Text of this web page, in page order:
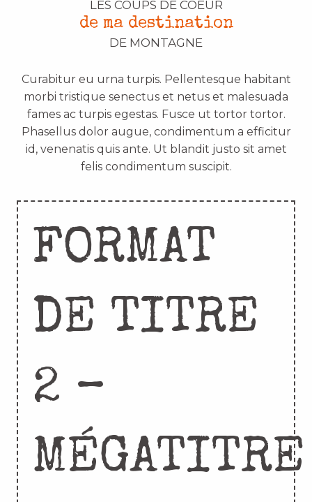
LES COUPS DE COEUR
de ma destination
DE MONTAGNE
Curabitur eu urna turpis. Pellentesque habitant
morbi tristique senectus et netus et malesuada
fames ac turpis egestas. Fusce ut tortor tortor.
Phasellus dolor augue, condimentum a efficitur
id, venenatis quis ante. Ut blandit justo sit amet
felis condimentum suscipit.
FORMAT
DE TITRE
2 –
MÉGATITRE